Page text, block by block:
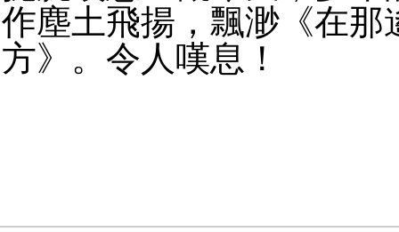
作塵土飛揚，飄渺《在那
方》。令人嘆息！